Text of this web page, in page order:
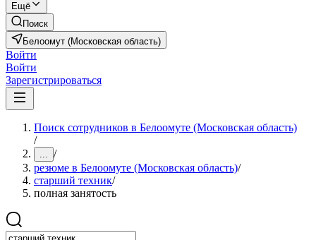
Ещё
Поиск
Белоомут (Московская область)
Войти
Войти
Зарегистрироваться
Поиск сотрудников в Белоомуте (Московская область)
/
... /
резюме в Белоомуте (Московская область)/
старший техник/
полная занятость